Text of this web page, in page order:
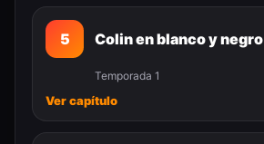
5 Colin en blanco y negro
Temporada 1
Ver capítulo